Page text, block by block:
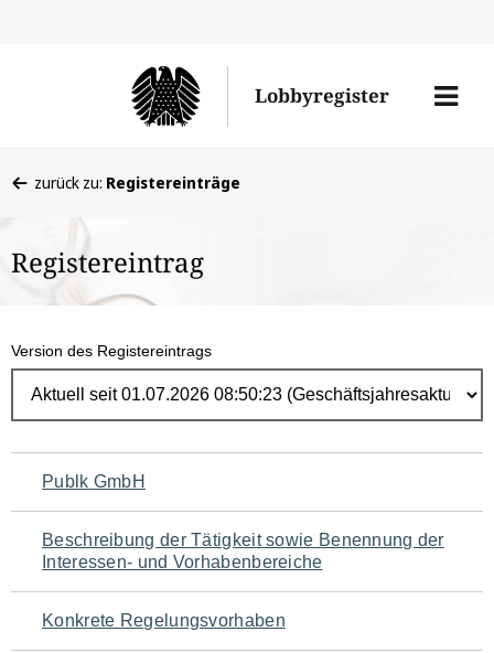
Lobbyregister
Menü
befinden
hier:
zurück zu: Registereinträge
Registereintrag
Version des Registereintrags
Navigation
für
den
Seiteninhalt
Publk GmbH
Beschreibung der Tätigkeit sowie Benennung der
Interessen- und Vorhabenbereiche
Konkrete Regelungsvorhaben